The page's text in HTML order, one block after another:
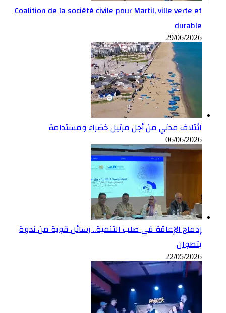
Coalition de la société civile pour Martil, ville verte et
durable
29/06/2026
ائتلاف مدني من أجل مرتيل خضراء ومستدامة
06/06/2026
إدماج الإعاقة في صلب التنمية.. رسائل قوية من ندوة
بتطوان
22/05/2026